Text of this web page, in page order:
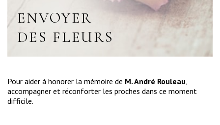
ENVOYER
DES FLEURS
Pour aider à honorer la mémoire de M. André Rouleau
accompagner et réconforter les proches dans ce moment
difficile.